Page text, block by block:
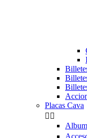
Placas Cava
 